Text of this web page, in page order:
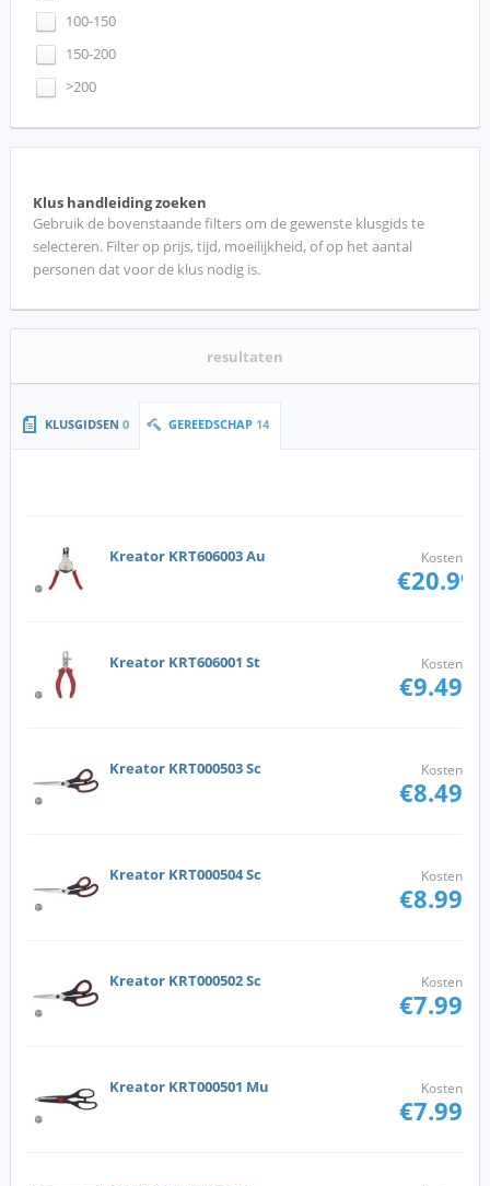
100-150
150-200
>200
Klus handleiding zoeken
Gebruik de bovenstaande filters om de gewenste klusgids te
selecteren. Filter op prijs, tijd, moeilijkheid, of op het aantal
personen dat voor de klus nodig is.
resultaten
KLUSGIDSEN 0 GEREEDSCHAP 14
Kreator KRT606003 Au Kosten
€20.99
Kreator KRT606001 St Kosten
€9.49
Kreator KRT000503 Sc Kosten
€8.49
Kreator KRT000504 Sc Kosten
€8.99
Kreator KRT000502 Sc Kosten
€7.99
Kreator KRT000501 Mu Kosten
€7.99